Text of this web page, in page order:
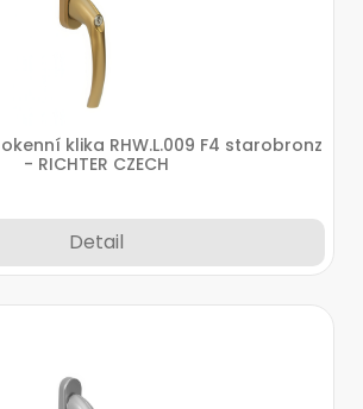
klika RHW.L.009 F4 starobronz
- RICHTER CZECH
Detail